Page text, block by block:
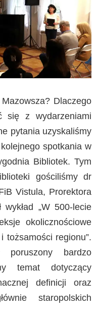
Dlaczego
się z wydarzeniami
pytania uzyskaliśmy
spotkania w
Bibliotek. Tym
gościliśmy dr
Vistula, Prorektora
„W 500-lecie
okolicznościowe
tożsamości regionu”.
poruszony bardzo
temat dotyczący
definicji oraz
staropolskich